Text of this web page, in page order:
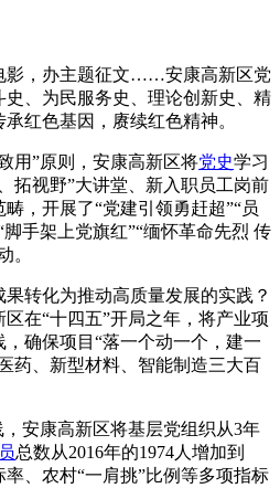
影，办主题征文……安康高新区党
、为民服务史、理论创新史、精
红色基因，赓续红色精神。
”原则，安康高新区将党史学习
拓视野”大讲堂、新入职员工岗前
，开展了“党建引领勇赶超”“员
手架上党旗红”“缅怀革命先烈 传
。
果转化为推动高质量发展的实践？
在“十四五”开局之年，将产业项
确保项目“落一个动一个，建一
药、新型材料、智能制造三大百
安康高新区将基层党组织从3年
总数从2016年的1974人增加到
、农村“一肩挑”比例等多项指标